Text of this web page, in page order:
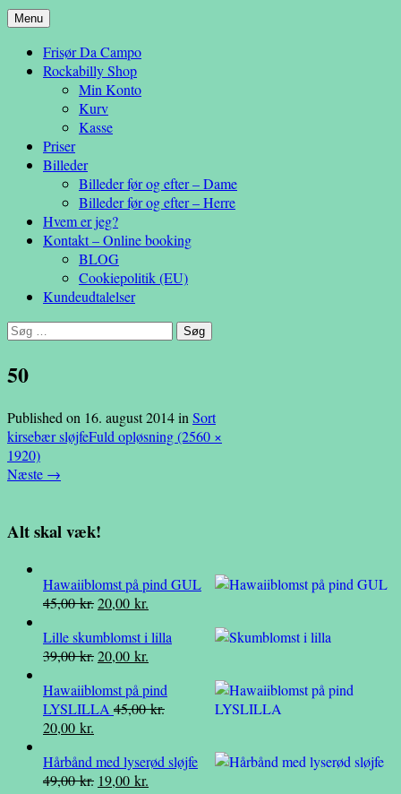
Da Campo
– en anderledes frisøroplevelse
Menu Hop
indhold
Frisør Da Campo
Rockabilly Shop
Min Konto
Kurv
Kasse
Priser
Billeder
Billeder før og efter – Dame
Billeder før og efter – Herre
Hvem er jeg?
Kontakt – Online booking
BLOG
Cookiepolitik (EU)
Kundeudtalelser
Søg
50
Published on 16. august 2014in Sort
kirsebær sløjfeFuld opløsning (2560 ×
1920)
Næste →
Alt skal væk!
Hawaiiblomst på pind GUL
45,00kr.Den
pris
var:
20,00 kr.
pris
er:
Lille skumblomst i lilla
39,00kr.Den
pris
var:
20,00 kr.
pris
er:
Hawaiiblomst på pind
LYSLILLA 45,00kr.
Den
pris
var:
20,00 kr.
pris
er:
Hårbånd med lyserød sløjfe
49,00kr. Den
19,00 kr.